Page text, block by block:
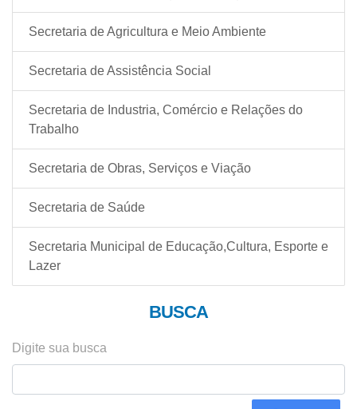
Secretaria de Agricultura e Meio Ambiente
Secretaria de Assistência Social
Secretaria de Industria, Comércio e Relações do
Trabalho
Secretaria de Obras, Serviços e Viação
Secretaria de Saúde
Secretaria Municipal de Educação,Cultura, Esporte e
Lazer
BUSCA
Digite sua busca